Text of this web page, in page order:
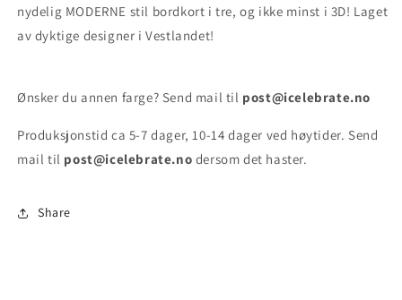
nydelig MODERNE stil bordkort i tre, og ikke minst i 3D! Laget
av dyktige designer i Vestlandet!
Ønsker du annen farge? Send mail til post@icelebrate.no
Produksjonstid ca 5-7 dager, 10-14 dager ved høytider. Send
mail til post@icelebrate.no dersom det haster.
Share